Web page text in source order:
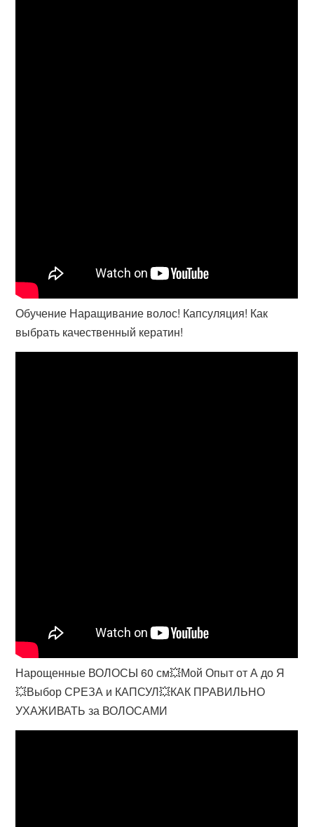
Обучение Наращивание волос! Капсуляция! Как
выбрать качественный кератин!
Нарощенные ВОЛОСЫ 60 см💥Мой Опыт от А до Я
💥Выбор СРЕЗА и КАПСУЛ💥КАК ПРАВИЛЬНО
УХАЖИВАТЬ за ВОЛОСАМИ